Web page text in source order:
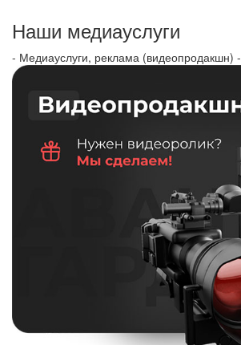
Наши медиауслуги
- Медиауслуги, реклама (видеопродакшн) -